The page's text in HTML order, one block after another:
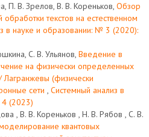
П. В. Зрелов, В. В. Кореньков, Обзор
текстов на естественном
в науке и образовании: № 3 (2020):
С. В. Ульянов, Введение в
на физически определенных
Лагранжевы (физически
сети , Системный анализ в
(2023)
, В. В. Кореньков , Н. В. Рябов , С. В.
квантовых